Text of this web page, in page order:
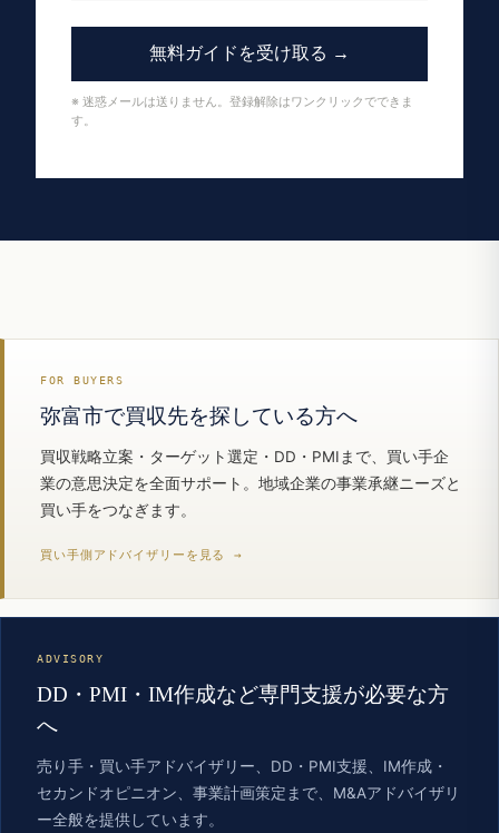
無料ガイドを受け取る →
※ 迷惑メールは送りません。登録解除はワンクリックでできま
す。
FOR BUYERS
弥富市で買収先を探している方へ
買収戦略立案・ターゲット選定・DD・PMIまで、買い手企
業の意思決定を全面サポート。地域企業の事業承継ニーズと
買い手をつなぎます。
買い手側アドバイザリーを見る →
ADVISORY
DD・PMI・IM作成など専門支援が必要な方
へ
売り手・買い手アドバイザリー、DD・PMI支援、IM作成・
セカンドオピニオン、事業計画策定まで、M&Aアドバイザリ
ー全般を提供しています。